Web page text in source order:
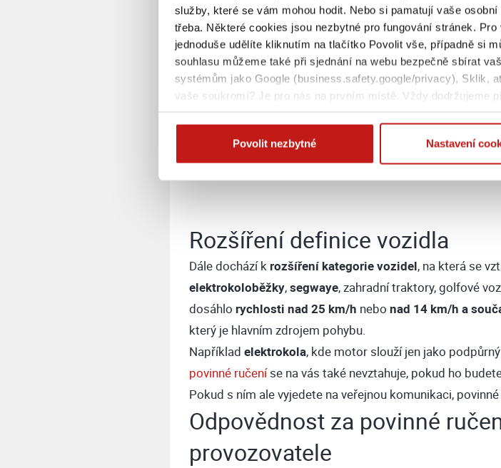
služby, které se vám mohou hodit. Nebo si pamatují vaše
třeba. Některé cookies jsou nezbytné pro fungování stránek.
jednoduše udělíte kliknutím na tlačítko Povolit vše, případně si
souhlasu můžeme také při sjednání na webu bezpečně sbírat
systémům jako Google (business.safety.google/privacy), Sklik,
vaše soukromí? Je pro nás na prvním místě. Vždy dodržujeme
Povolit nezbytné Nastavení
Rozšíření definice vozidla
Dále dochází k rozšíření kategorie vozidel, na která se
elektrokoloběžky,segwaye, zahradní traktory, golfové
dosáhlo rychlosti nad 25 km/h nebo nad 14 km/h a
který je hlavním zdrojem pohybu.
Například elektrokola, kde motor slouží jen jako
povinné ručeníse na vás také nevztahuje, pokud ho
Pokud s ním ale vyjedete na veřejnou komunikaci,
Odpovědnost za povinné
provozovatele